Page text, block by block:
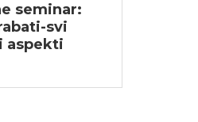
seminar:
svi
aspekti